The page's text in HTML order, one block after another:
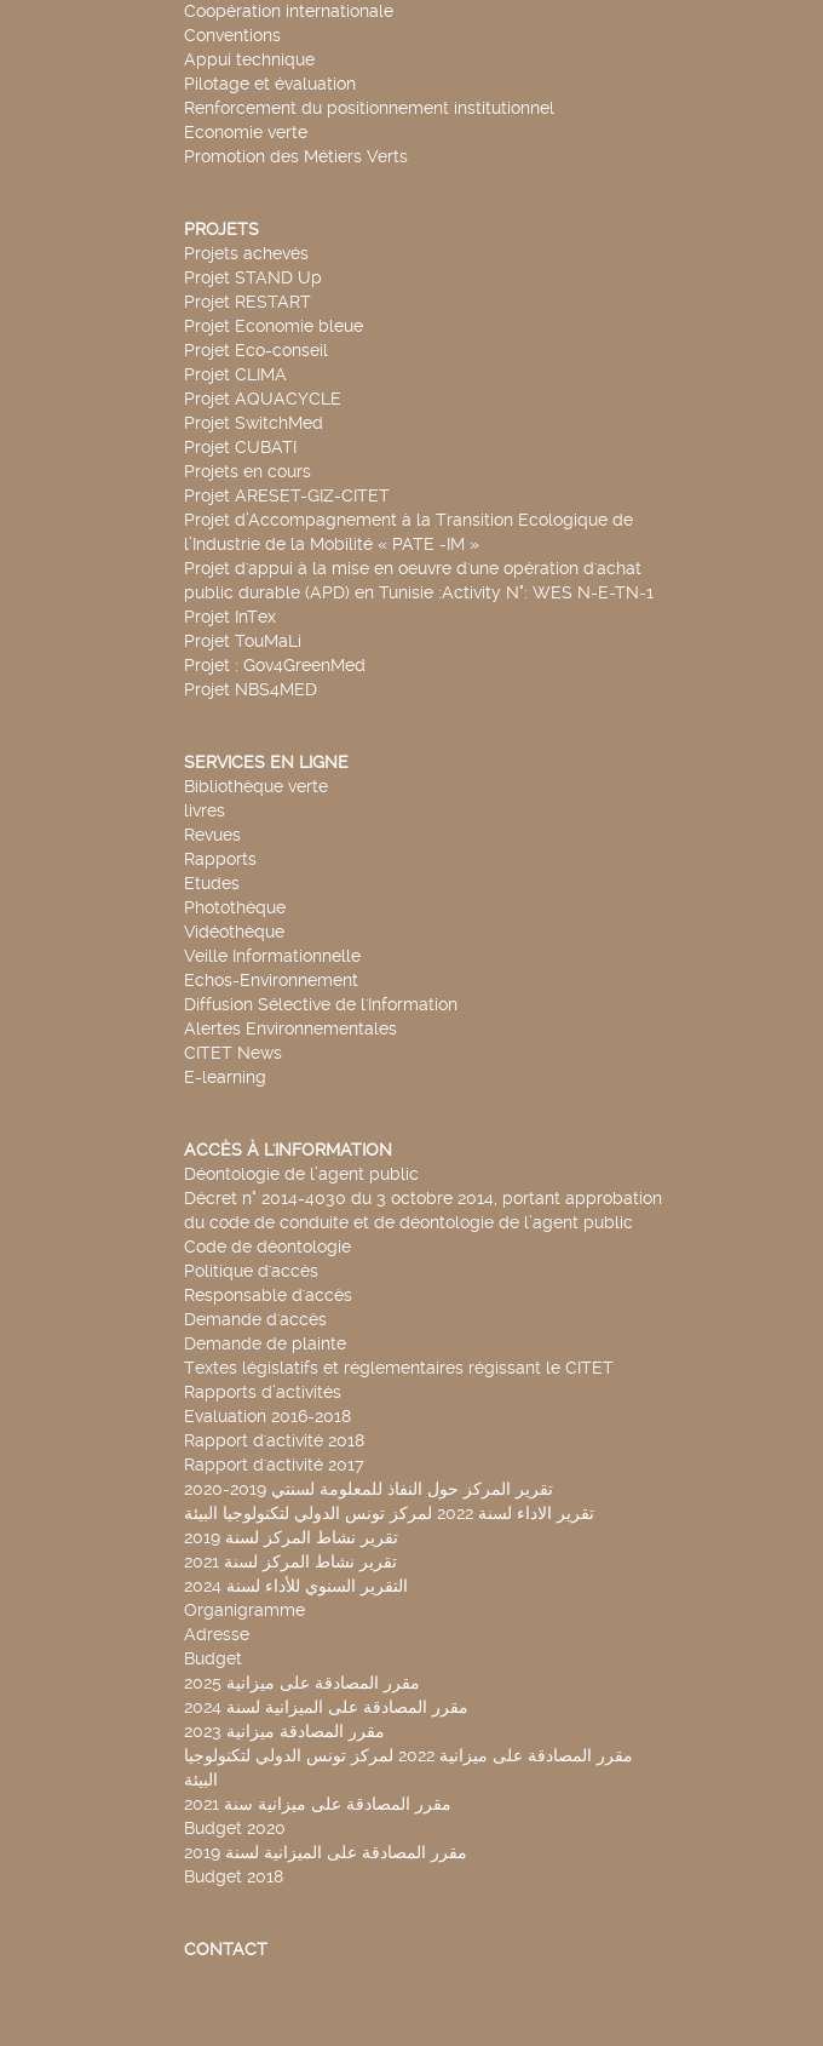
Coopération internationale
Conventions
Appui technique
Pilotage et évaluation
Renforcement du positionnement institutionnel
Economie verte
Promotion des Métiers Verts
PROJETS
Projets achevés
Projet STAND Up
Projet RESTART
Projet Economie bleue
Projet Eco-conseil
Projet CLIMA
Projet AQUACYCLE
Projet SwitchMed
Projet CUBATI
Projets en cours
Projet ARESET-GIZ-CITET
Projet d’Accompagnement à la Transition Ecologique de
l’Industrie de la Mobilité « PATE -IM »
Projet d'appui à la mise en oeuvre d'une opération d'achat
public durable (APD) en Tunisie :Activity N°: WES N-E-TN-1
Projet InTex
Projet TouMaLi
Projet : Gov4GreenMed
Projet NBS4MED
SERVICES EN LIGNE
Bibliothèque verte
livres
Revues
Rapports
Etudes
Photothèque
Vidéothèque
Veille Informationnelle
Echos-Environnement
Diffusion Sélective de l'Information
Alertes Environnementales
CITET News
E-learning
ACCÈS À L'INFORMATION
Déontologie de l’agent public
Décret n° 2014-4030 du 3 octobre 2014, portant approbation
du code de conduite et de déontologie de l’agent public
Code de déontologie
Politique d'accès
Responsable d'accès
Demande d'accès
Demande de plainte
Textes législatifs et réglementaires régissant le CITET
Rapports d’activités
Evaluation 2016-2018
Rapport d'activité 2018
Rapport d'activité 2017
تقرير المركز حول النفاذ للمعلومة لسنتي 2019-2020
تقرير الاداء لسنة 2022 لمركز تونس الدولي لتكنولوجيا البيئة
تقرير نشاط المركز لسنة 2019
تقرير نشاط المركز لسنة 2021
التقرير السنوي للأداء لسنة 2024
Organigramme
Adresse
Budget
2025 مقرر المصادقة على ميزانية
مقرر المصادقة على الميزانية لسنة 2024
مقرر المصادقة ميزانية 2023
مقرر المصادقة على ميزانية 2022 لمركز تونس الدولي لتكنولوجيا
البيئة
مقرر المصادقة على ميزانية سنة 2021
Budget 2020
مقرر المصادقة على الميزانية لسنة 2019
Budget 2018
CONTACT